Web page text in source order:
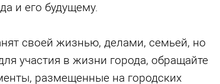
и его будущему.
своей жизнью, делами, семьей, но
участия в жизни города, обращайте
размещенные на городских